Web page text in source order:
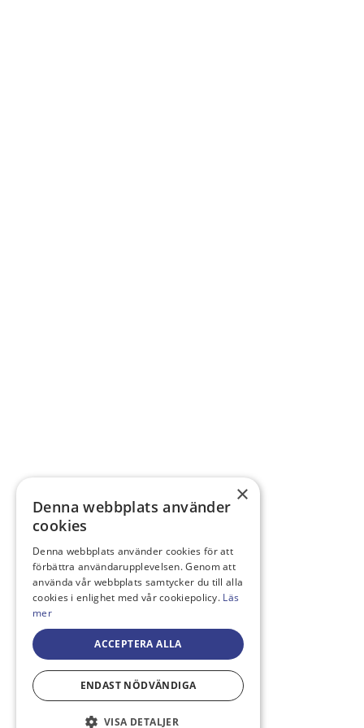
×
Denna webbplats använder
cookies
Denna webbplats använder cookies för att
förbättra användarupplevelsen. Genom att
använda vår webbplats samtycker du till alla
cookies i enlighet med vår cookiepolicy. Läs
mer
ACCEPTERA ALLA
ENDAST NÖDVÄNDIGA
VISA DETALJER